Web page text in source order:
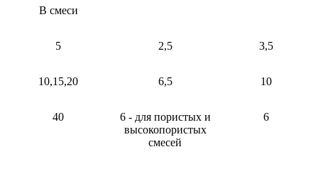
В смеси
5 2,5 3,5
10,15,20 6,5 10
40
6 - для пористых и
высокопористых
смесей
6